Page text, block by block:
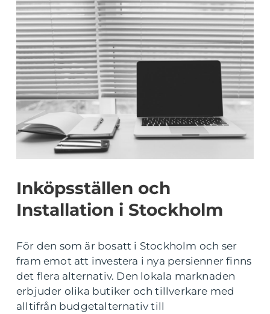
Inköpsställen och
Installation i Stockholm
För den som är bosatt i Stockholm och ser
fram emot att investera i nya persienner finns
det flera alternativ. Den lokala marknaden
erbjuder olika butiker och tillverkare med
alltifrån budgetalternativ till